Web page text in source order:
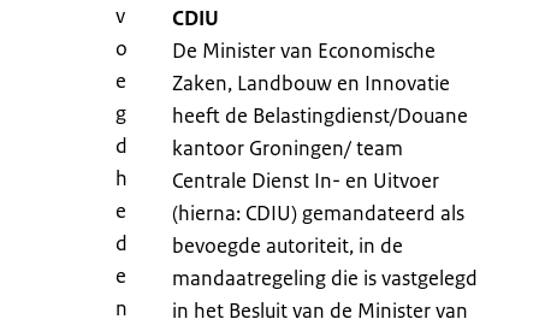
v
o
e
g
d
h
e
d
e
n
CDIU
De Minister van Economische
Zaken, Landbouw en Innovatie
heeft de Belastingdienst/Douane
kantoor Groningen/ team
Centrale Dienst In- en Uitvoer
(hierna: CDIU) gemandateerd als
bevoegde autoriteit, in de
mandaatregeling die is vastgelegd
in het Besluit van de Minister van